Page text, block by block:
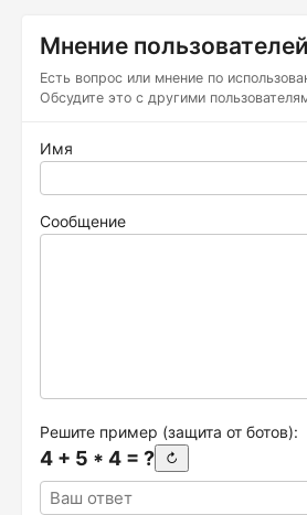
Мнение пользователей
Есть вопрос или мнение по
Обсудите это с другими
Имя
Сообщение
Решите пример (защита от ботов):
4 + 5 * 4 = ? ↻